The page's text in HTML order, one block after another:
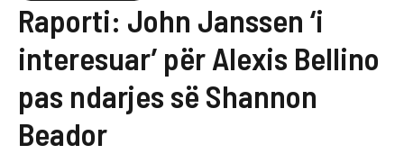
Raporti: John Janssen ‘i
interesuar’ për Alexis Bellino
pas ndarjes së Shannon
Beador